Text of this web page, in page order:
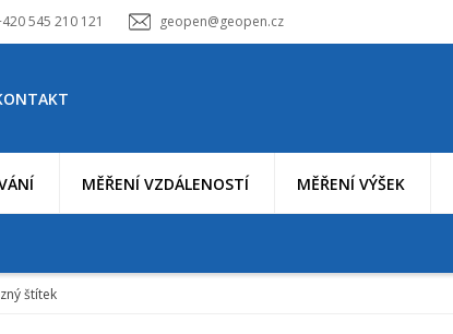
545 210 121 geopen@geopen.cz
MĚŘENÍ VZDÁLENOSTÍ MĚŘENÍ VÝŠEK
štítek